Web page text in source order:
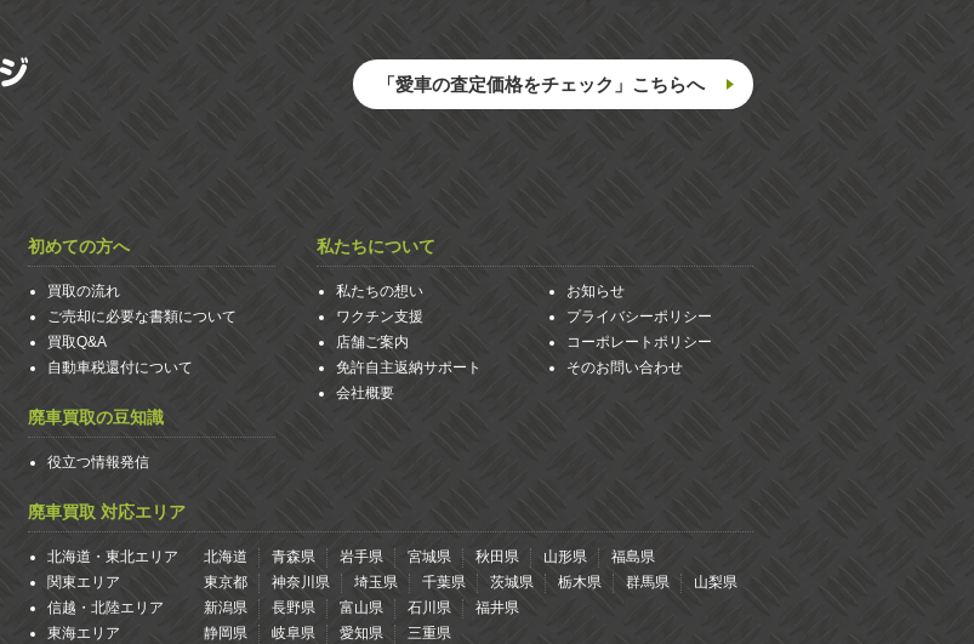
「愛車の査定価格をチェック」こちらへ
初めての方へ
買取の流れ
ご売却に必要な書類について
買取Q&A
自動車税還付について
廃車買取の豆知識
役立つ情報発信
私たちについて
私たちの想い
ワクチン支援
店舗ご案内
免許自主返納サポート
会社概要
お知らせ
プライバシーポリシー
コーポレートポリシー
そのお問い合わせ
廃車買取 対応エリア
北海道・東北エリア 北海道 青森県 岩手県 宮城県 秋田県 山形県
福島県
関東エリア
東京都 神奈川県 埼玉県 千葉県 茨城県 栃木県 群馬県
山梨県
信越・北陸エリア
新潟県 長野県 富山県 石川県
福井県
東海エリア
静岡県 岐阜県 愛知県 三重県